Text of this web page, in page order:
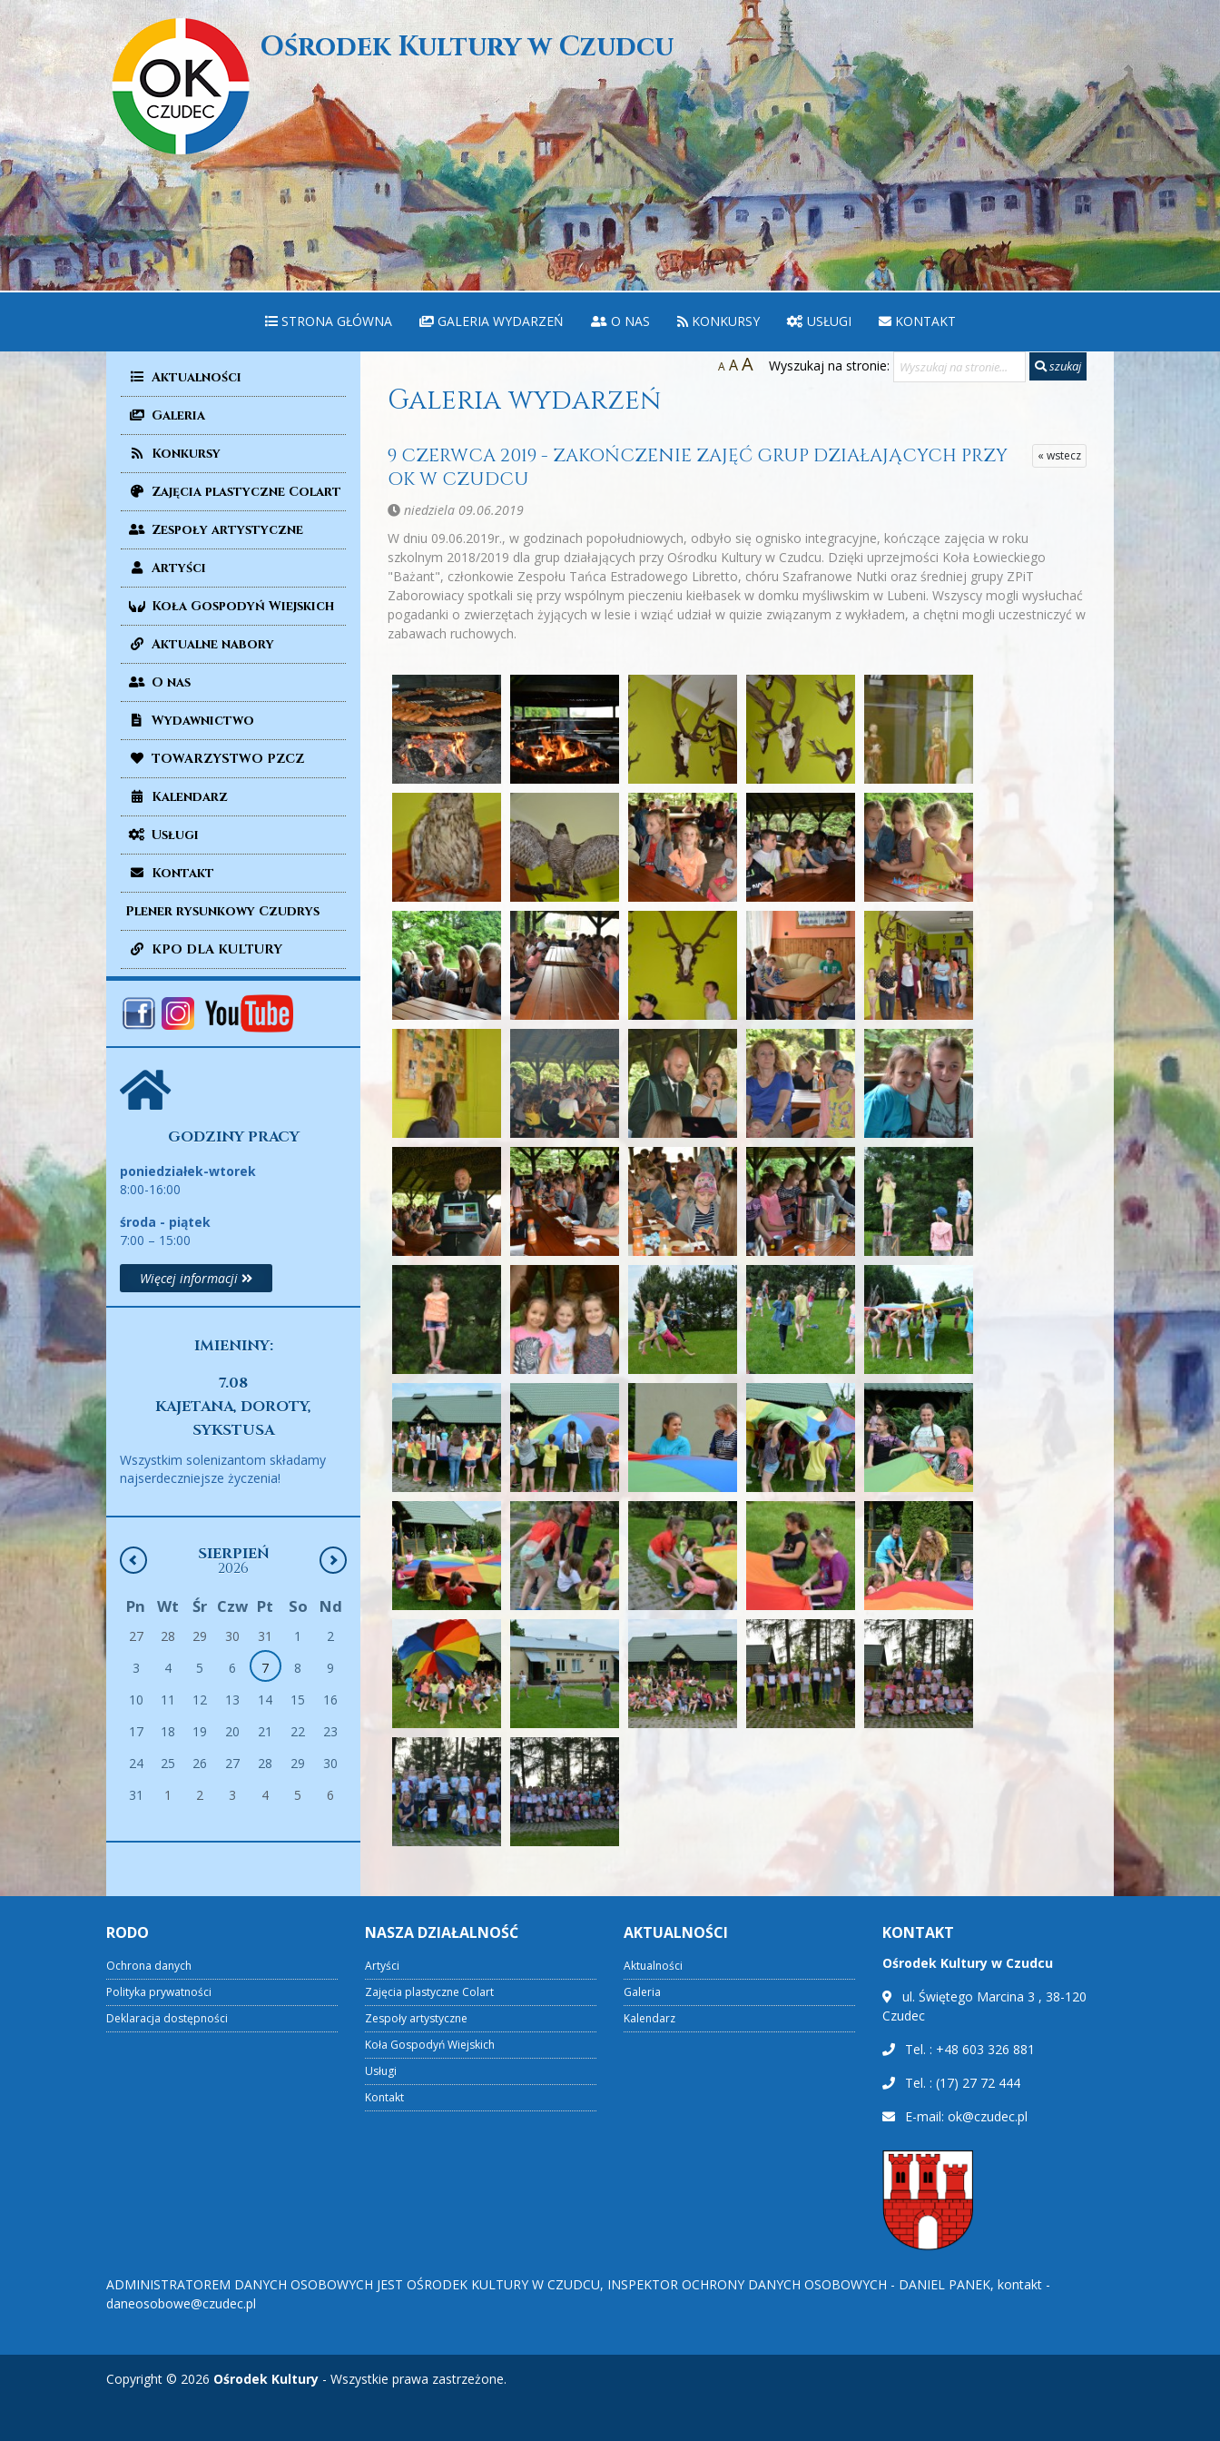
Ośrodek Kultury w Czudcu
STRONA GŁÓWNA GALERIA WYDARZEŃ O NAS KONKURSY USŁUGI KONTAKT
Aktualności
Galeria
Konkursy
Zajęcia plastyczne Colart
Zespoły artystyczne
Artyści
Koła Gospodyń Wiejskich
Aktualne nabory
O nas
Wydawnictwo
TOWARZYSTWO PZCZ
Kalendarz
Usługi
Kontakt
Plener rysunkowy Czudrys
KPO DLA KULTURY
GODZINY PRACY
poniedziałek-wtorek
8:00-16:00
środa - piątek
7:00 – 15:00
Więcej informacji
IMIENINY:
7.08
KAJETANA, DOROTY,
SYKSTUSA
Wszystkim solenizantom składamy
najserdeczniejsze życzenia!
SIERPIEŃ
2026
Pn Wt Śr Czw Pt So Nd
27 28 29 30 31 1
2
3
4 5 6 7 8
9
10
11 12 13 14 15
16
17
18 19 20 21 22
23
24
25 26 27 28 29
30
31
1 2 3 4 5 6
A AA Wyszukaj na stronie: szukaj
Galeria wydarzeń
« wstecz
9 CZERWCA 2019 - ZAKOŃCZENIE ZAJĘĆ GRUP DZIAŁAJĄCYCH PRZY
OK W CZUDCU
niedziela 09.06.2019
W dniu 09.06.2019r., w godzinach popołudniowych, odbyło się ognisko integracyjne, kończące zajęcia w roku
szkolnym 2018/2019 dla grup działających przy Ośrodku Kultury w Czudcu. Dzięki uprzejmości Koła Łowieckiego
"Bażant", członkowie Zespołu Tańca Estradowego Libretto, chóru Szafranowe Nutki oraz średniej grupy ZPiT
Zaborowiacy spotkali się przy wspólnym pieczeniu kiełbasek w domku myśliwskim w Lubeni. Wszyscy mogli wysłuchać
pogadanki o zwierzętach żyjących w lesie i wziąć udział w quizie związanym z wykładem, a chętni mogli uczestniczyć w
zabawach ruchowych.
RODO
Ochrona danych
Polityka prywatności
Deklaracja dostępności
NASZA DZIAŁALNOŚĆ
Artyści
Zajęcia plastyczne Colart
Zespoły artystyczne
Koła Gospodyń Wiejskich
Usługi
Kontakt
AKTUALNOŚCI
Aktualności
Galeria
Kalendarz
KONTAKT
Ośrodek Kultury w Czudcu
ul. Świętego Marcina 3 , 38-120
Czudec
Tel. : +48 603 326 881
Tel. : (17) 27 72 444
E-mail: ok@czudec.pl
ADMINISTRATOREM DANYCH OSOBOWYCH JEST OŚRODEK KULTURY W CZUDCU, INSPEKTOR OCHRONY DANYCH OSOBOWYCH - DANIEL PANEK, kontakt -
daneosobowe@czudec.pl
Copyright © 2026 Ośrodek Kultury - Wszystkie prawa zastrzeżone.